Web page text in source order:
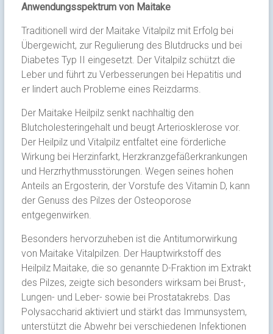
Anwendungsspektrum von Maitake
Traditionell wird der Maitake Vitalpilz mit Erfolg bei
Übergewicht, zur Regulierung des Blutdrucks und bei
Diabetes Typ II eingesetzt. Der Vitalpilz schützt die
Leber und führt zu Verbesserungen bei Hepatitis und
er lindert auch Probleme eines Reizdarms.
Der Maitake Heilpilz senkt nachhaltig den
Blutcholesteringehalt und beugt Arteriosklerose vor.
Der Heilpilz und Vitalpilz entfaltet eine förderliche
Wirkung bei Herzinfarkt, Herzkranzgefäßerkrankungen
und Herzrhythmusstörungen. Wegen seines hohen
Anteils an Ergosterin, der Vorstufe des Vitamin D, kann
der Genuss des Pilzes der Osteoporose
entgegenwirken.
Besonders hervorzuheben ist die Antitumorwirkung
von Maitake Vitalpilzen. Der Hauptwirkstoff des
Heilpilz Maitake, die so genannte D-Fraktion im Extrakt
des Pilzes, zeigte sich besonders wirksam bei Brust-,
Lungen- und Leber- sowie bei Prostatakrebs. Das
Polysaccharid aktiviert und stärkt das Immunsystem,
unterstützt die Abwehr bei verschiedenen Infektionen